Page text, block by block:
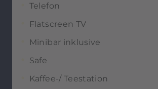
Telefon
Flatscreen TV
Minibar inklusive
Safe
Kaffee-/ Teestation